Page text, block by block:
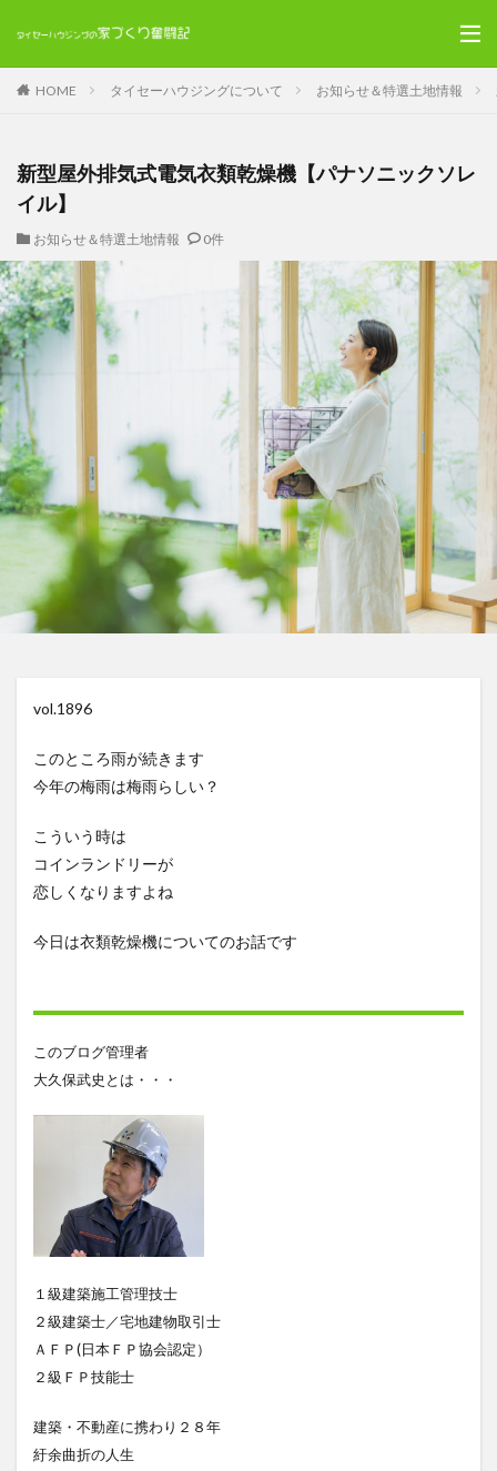
HOME タイセーハウジングについて お知らせ＆特選土地情報
新型屋外排気式電気衣類乾燥機【パナソニックソレ
イル】
お知らせ＆特選土地情報 0件
vol.1896
このところ雨が続きます
今年の梅雨は梅雨らしい？
こういう時は
コインランドリーが
恋しくなりますよね
今日は衣類乾燥機についてのお話です
このブログ管理者
大久保武史とは・・・
１級建築施工管理技士
２級建築士／宅地建物取引士
ＡＦＰ(日本ＦＰ協会認定）
２級ＦＰ技能士
建築・不動産に携わり２８年
紆余曲折の人生